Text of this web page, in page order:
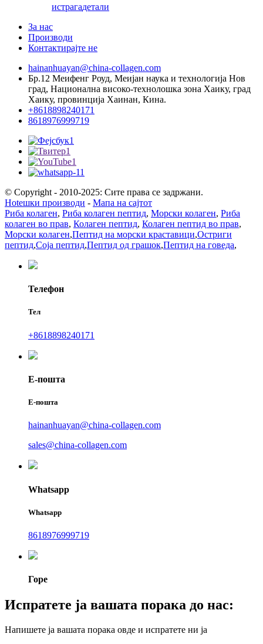
истрагадетали
За нас
Производи
Контактирајте не
hainanhuayan@china-collagen.com
Бр.12 Меифенг Роуд, Меијан наука и технологија Нов
град, Национална високо-технолошка зона Хаику, град
Хаику, провинција Хаинан, Кина.
+8618898240171
8618976999719
© Copyright - 2010-2025: Сите права се задржани.
Hotешки производи - Мапа на сајтот
Риба колаген, Риба колаген пептид, Морски колаген, Риба
колаген во прав, Колаген пептид, Колаген пептид во прав,
Морски колаген,Пептид на морски краставици,Остриги
пептид,Соја пептид,Пептид од грашок,Пептид на говеда,
Телефон
Тел
+8618898240171
Е-пошта
Е-пошта
hainanhuayan@china-collagen.com
sales@china-collagen.com
Whatsapp
Whatsapp
8618976999719
Горе
Испратете ја вашата порака до нас:
Напишете ја вашата порака овде и испратете ни ја